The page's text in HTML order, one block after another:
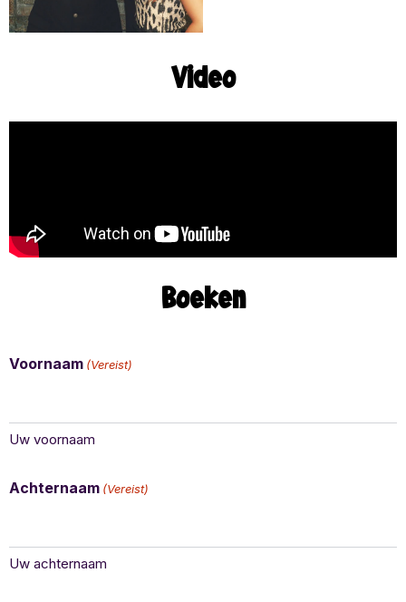
Video
Boeken
Voornaam (Vereist)
Uw voornaam
Achternaam (Vereist)
Uw achternaam